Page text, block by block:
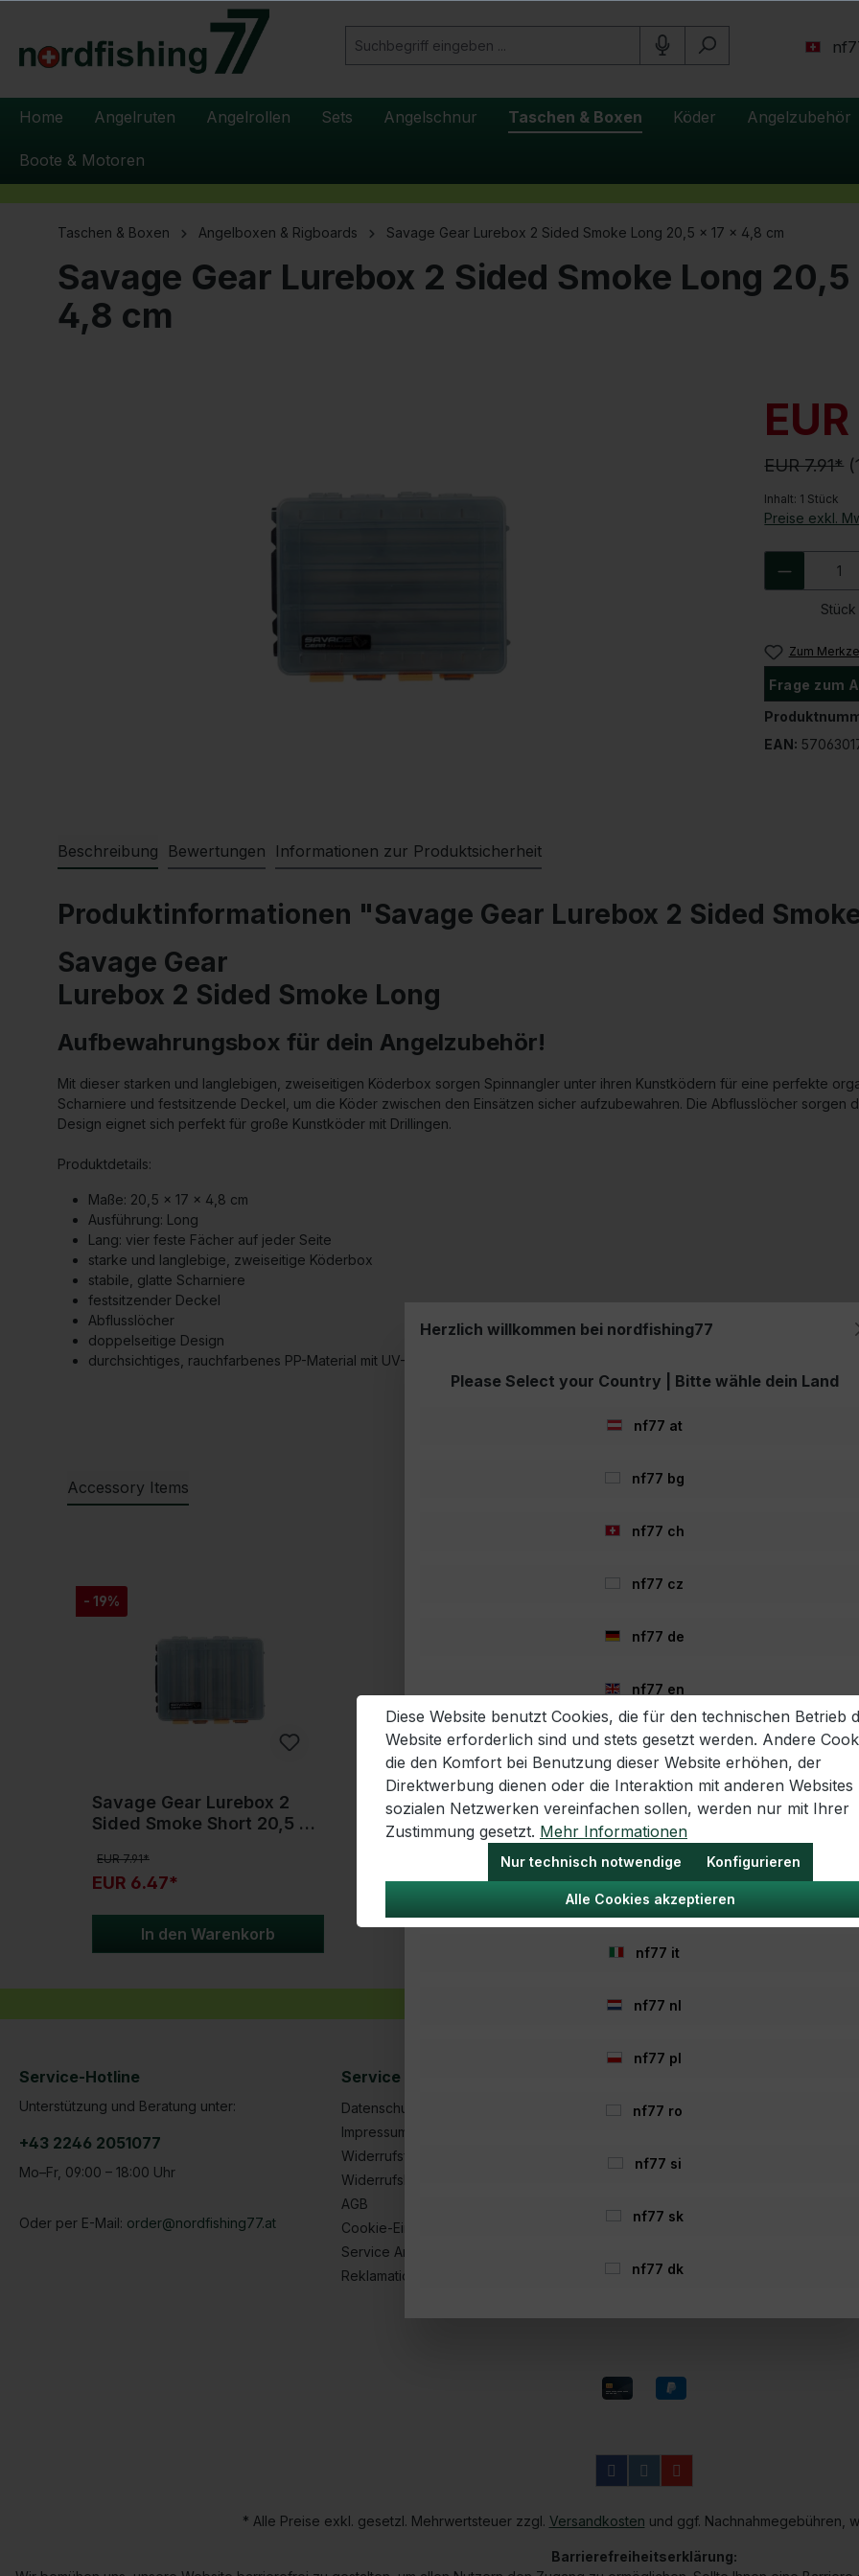
Zur Hauptnavigation springen
Home Angelruten Angelrollen Sets Angelschnur Taschen & Boxen Köder Angelzubehör
Boote & Motoren
Taschen & Boxen Angelboxen & Rigboards Savage Gear Lurebox 2 Sided Smoke Long 20,5 x 17 x 4,8 cm
Savage Gear Lurebox 2 Sided Smoke Long
4,8 cm
EUR 7.91*
Inhalt: 1 Stück
Preise exkl.
Stück
Zum
Frage zum
EAN:
Beschreibung Bewertungen Informationen zur Produktsicherheit
Produktinformationen "Savage Gear Lurebox 2 Sided
Savage Gear
Lurebox 2 Sided Smoke Long
Aufbewahrungsbox für dein Angelzubehör!
Mit dieser starken und langlebigen, zweiseitigen Köderbox sorgen Spinnangler unter ihren Kunstködern für eine perfekte
Scharniere und festsitzende Deckel, um die Köder zwischen den Einsätzen sicher aufzubewahren. Die Abflusslöcher sorgen
Design eignet sich perfekt für große Kunstköder mit Drillingen.
Produktdetails:
Maße: 20,5 x 17 x 4,8 cm
Ausführung: Long
Lang: vier feste Fächer auf jeder Seite
starke und langlebige, zweiseitige Köderbox
stabile, glatte Scharniere
festsitzender Deckel
Abflusslöcher
doppelseitige Design
durchsichtiges, rauchfarbenes PP-Material mit UV-Schutz
Accessory Items
- 19%
Savage Gear Lurebox 2
Sided Smoke Short 20,5 x
EUR 7.91*
EUR 6.47*
In den Warenkorb
Service-Hotline
Unterstützung und Beratung unter:
+43 2246 2051077
Mo–Fr, 09:00 – 18:00 Uhr
Oder per E-Mail: order@nordfishing77.at
Service | Rechtliches
Datenschutzerklärung
Impressum
Widerrufsformular
Widerrufsbelehrung
AGB
Cookie-Einstellungen
Service Anfrage
Reklamationen
Häufig gestellte Fragen
Versandinformationen
Über Nordfishing77
* Alle Preise exkl. gesetzl. Mehrwertsteuer zzgl. Versandkosten und ggf. Nachnahmegebühren,
Barrierefreiheitserklärung:
Diese Website benutzt Cookies, die für den technischen Betrieb
Website erforderlich sind und stets gesetzt werden. Andere
die den Komfort bei Benutzung dieser Website erhöhen, der
Direktwerbung dienen oder die Interaktion mit anderen Websites
sozialen Netzwerken vereinfachen sollen, werden nur mit Ihrer
Zustimmung gesetzt. Mehr Informationen
Nur technisch notwendige Konfigurieren
Alle Cookies akzeptieren
Herzlich willkommen bei nordfishing77
Please Select your Country | Bitte wähle dein Land
nf77 at
nf77 bg
nf77 ch
nf77 cz
nf77 de
nf77 en
nf77 es
nf77 fr
nf77 hr
nf77 hu
nf77 it
nf77 nl
nf77 pl
nf77 ro
nf77 si
nf77 sk
nf77 dk